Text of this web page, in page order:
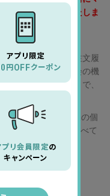
手続きをお願いいたしま
。マイページには注文履
ト照会、お友達照会の機
メールアドレス）で、
を使用して、お客様の個
アドレス上では、すべて
れます。